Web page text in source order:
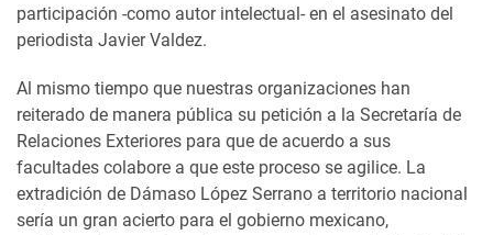
participación -como autor intelectual- en el asesinato del
periodista Javier Valdez.
Al mismo tiempo que nuestras organizaciones han
reiterado de manera pública su petición a la Secretaría de
Relaciones Exteriores para que de acuerdo a sus
facultades colabore a que este proceso se agilice. La
extradición de Dámaso López Serrano a territorio nacional
sería un gran acierto para el gobierno mexicano,